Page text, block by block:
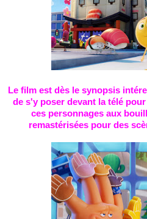
Le film est dès le synopsis
de s'y poser devant la télé
ces personnages aux
remastérisées pour des